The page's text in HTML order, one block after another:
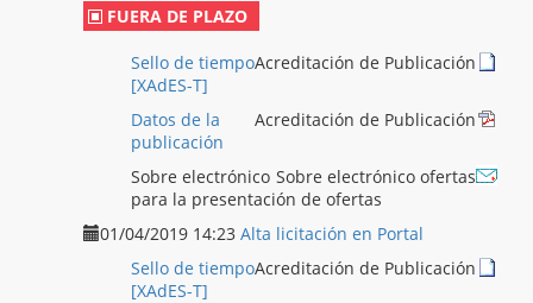
FUERA DE PLAZO
Acreditación de Publicación
Sello de tiempo
[XAdES-T]
Acreditación de Publicación
Datos de la
publicación
Sobre electrónico ofertas
Sobre electrónico
para la presentación de ofertas
01/04/2019 14:23 Alta licitación en Portal
Acreditación de Publicación
Sello de tiempo
[XAdES-T]